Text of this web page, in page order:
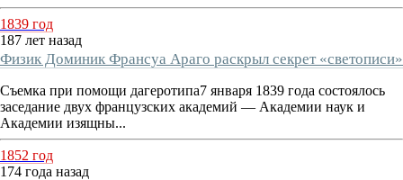
1839 год
187 лет назад
Физик Доминик Франсуа Араго раскрыл секрет «светописи»
Съемка при помощи дагеротипа7 января 1839 года состоялось
заседание двух французских академий — Академии наук и
Академии изящны...
1852 год
174 года назад